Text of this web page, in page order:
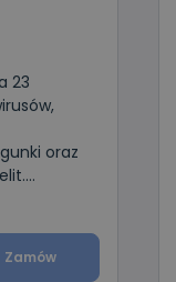
23
oraz
Zamów